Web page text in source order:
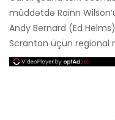
müddətdə Rainn
Andy Bernard (Ed
Scranton üçün regional